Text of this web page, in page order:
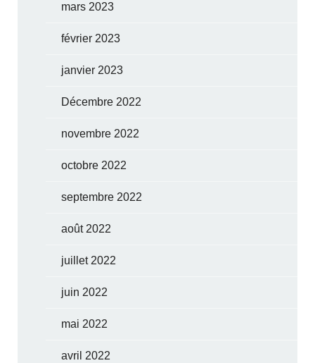
mars 2023
février 2023
janvier 2023
Décembre 2022
novembre 2022
octobre 2022
septembre 2022
août 2022
juillet 2022
juin 2022
mai 2022
avril 2022